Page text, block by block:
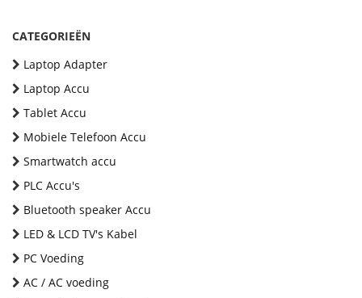
CATEGORIEËN
Laptop Adapter
Laptop Accu
Tablet Accu
Mobiele Telefoon Accu
Smartwatch accu
PLC Accu's
Bluetooth speaker Accu
LED & LCD TV's Kabel
PC Voeding
AC / AC voeding